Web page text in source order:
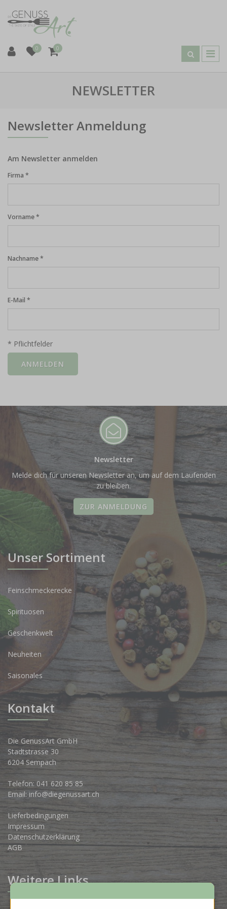
0 0
NEWSLETTER
Newsletter Anmeldung
Am Newsletter anmelden
Firma *
Vorname *
Nachname *
E-Mail *
* Pflichtfelder
Newsletter
Melde dich für unseren Newsletter an, um auf dem Laufenden
zu bleiben.
ZUR ANMELDUNG
Unser Sortiment
Feinschmeckerecke
Spirituosen
Geschenkwelt
Neuheiten
Saisonales
Kontakt
Die GenussArt GmbH
Stadtstrasse 30
6204 Sempach
Telefon: 041 620 85 85
Email: info@diegenussart.ch
Lieferbedingungen
Impressum
Datenschutzerklärung
AGB
Weitere Links